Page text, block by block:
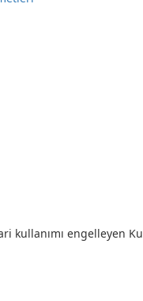
kullanımı engelleyen